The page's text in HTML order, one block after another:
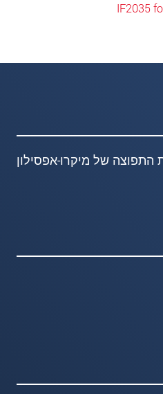
IF2035
התפוצה של מיקרו-אפסילון